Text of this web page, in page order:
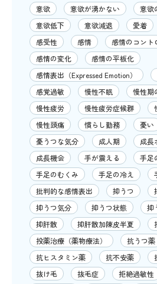
意欲 意欲が湧かない
意欲
意欲低下
意欲減退 愛着
感受性
感情
感情のコント
感情の変化
感情の平板化
感情表出（Expressed Emotion）
感覚過敏
慢性不眠
慢性期
慢性疲労
慢性疲労症候群
慢性頭痛
慣らし勤務 憂い
憂うつな気分
成人期
成長
成長機会
手が震える
手足
手足のむくみ
手足の冷え
批判的な感情表出
抑うつ
抑うつ気分
抑うつ状態 抑
抑肝散
抑肝散加陳皮半夏
投薬治療（薬物療法）
抗うつ薬
抗ヒスタミン薬
抗不安薬
抜け毛
抜毛症 拒絶過敏性